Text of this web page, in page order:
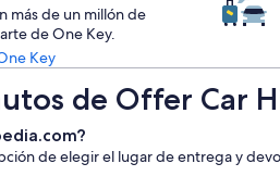
más de un millón de
de One Key.
Key
de Offer Car
de elegir el lugar de entrega y